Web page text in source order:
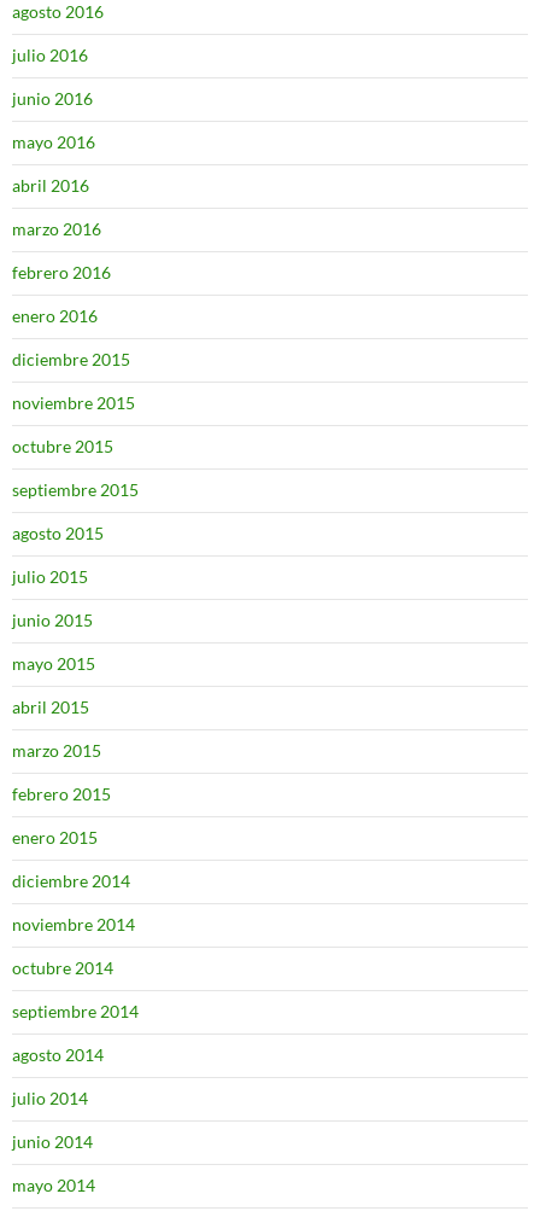
agosto 2016
julio 2016
junio 2016
mayo 2016
abril 2016
marzo 2016
febrero 2016
enero 2016
diciembre 2015
noviembre 2015
octubre 2015
septiembre 2015
agosto 2015
julio 2015
junio 2015
mayo 2015
abril 2015
marzo 2015
febrero 2015
enero 2015
diciembre 2014
noviembre 2014
octubre 2014
septiembre 2014
agosto 2014
julio 2014
junio 2014
mayo 2014